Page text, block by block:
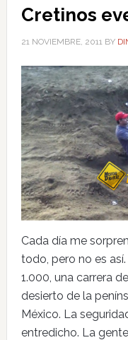
Cretinos
21 NOVIEMBRE, 2011BY
Cada día me
todo, pero no es
1.000, una carrera
desierto de la
México. La
entredicho. La